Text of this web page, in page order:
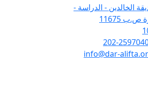
الخالدين - الدراسة -
ص.ب 11675
202-
info@dar-